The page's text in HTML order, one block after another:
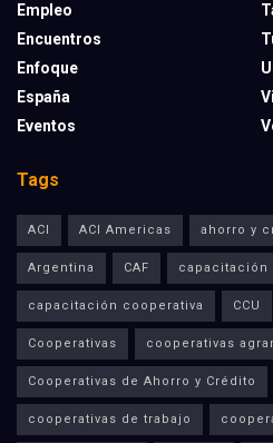
Empleo
Encuentros
Enfoque
España
Eventos
Tags
ACI ACI Americas ahorro y
Argentina CAF capacitación
capacitación cooperativa CCU
Cooperativas cooperativas
Cooperativas de Ahorro y Crédito
cooperativas de trabajo